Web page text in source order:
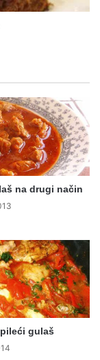
na drugi način
gulaš